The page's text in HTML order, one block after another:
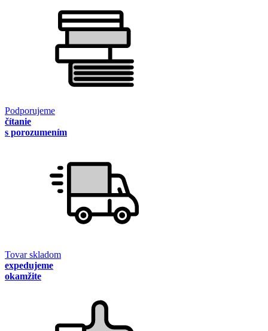
Podporujeme
čítanie
s porozumením
Tovar skladom
expedujeme
okamžite